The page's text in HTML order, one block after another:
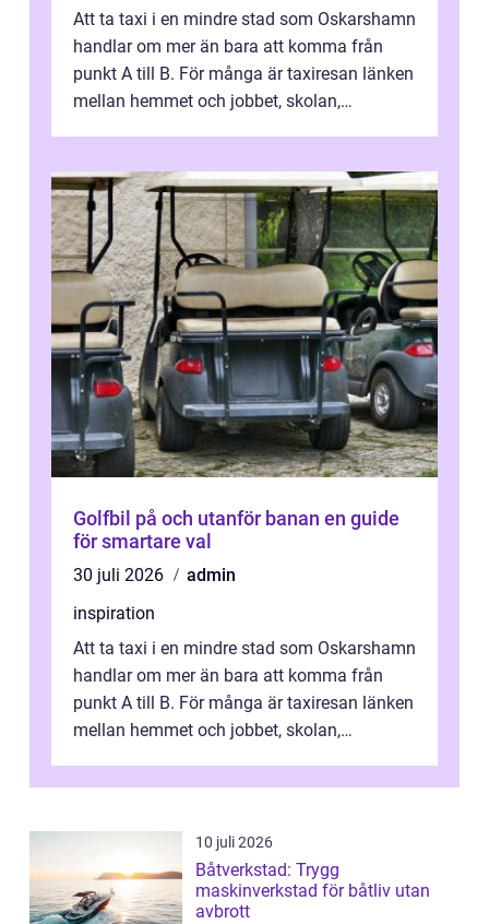
Att ta taxi i en mindre stad som Oskarshamn
handlar om mer än bara att komma från
punkt A till B. För många är taxiresan länken
mellan hemmet och jobbet, skolan,
Golfbil på och utanför banan en guide
för smartare val
30 juli 2026
admin
inspiration
Att ta taxi i en mindre stad som Oskarshamn
handlar om mer än bara att komma från
punkt A till B. För många är taxiresan länken
mellan hemmet och jobbet, skolan,
10 juli 2026
Båtverkstad: Trygg
maskinverkstad för båtliv utan
avbrott